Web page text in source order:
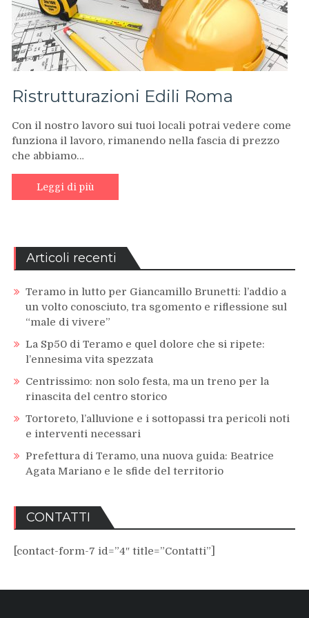
Ristrutturazioni Edili Roma
Con il nostro lavoro sui tuoi locali potrai vedere come
funziona il lavoro, rimanendo nella fascia di prezzo
che abbiamo…
Leggi di più
Articoli recenti
Teramo in lutto per Giancamillo Brunetti: l’addio a
un volto conosciuto, tra sgomento e riflessione sul
“male di vivere”
La Sp50 di Teramo e quel dolore che si ripete:
l’ennesima vita spezzata
Centrissimo: non solo festa, ma un treno per la
rinascita del centro storico
Tortoreto, l’alluvione e i sottopassi tra pericoli noti
e interventi necessari
Prefettura di Teramo, una nuova guida: Beatrice
Agata Mariano e le sfide del territorio
CONTATTI
[contact-form-7 id=”4″ title=”Contatti”]